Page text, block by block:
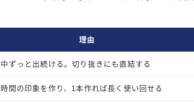
理由
ずっと出続ける。切り抜きにも直結する
間の印象を作り、1本作れば長く使い回せる